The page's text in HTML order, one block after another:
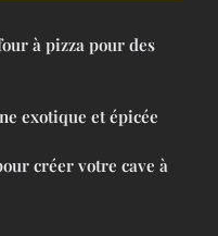
à pizza pour des
exotique et épicée
créer votre cave à